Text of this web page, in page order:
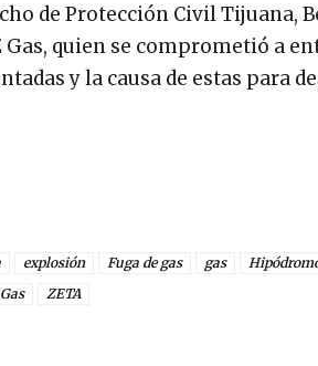
de Protección Civil Tijuana,
quien se comprometió a
y la causa de estas para
explosión Fuga de gas gas
ZETA